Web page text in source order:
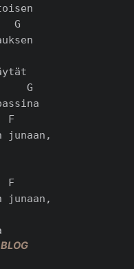
G
G
F
junaan,
F
junaan,
BLOG